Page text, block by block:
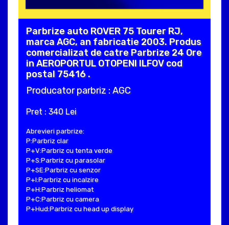
Parbrize auto ROVER 75 Tourer RJ,
marca AGC, an fabricatie 2003. Produs
comercializat de catre Parbrize 24 Ore
in AEROPORTUL OTOPENI ILFOV cod
postal 75416 .
Producator parbriz : AGC
Pret : 340 Lei
Abrevieri parbrize:
P:Parbriz clar
P+V:Parbriz cu tenta verde
P+S:Parbriz cu parasolar
P+SE:Parbriz cu senzor
P+I:Parbriz cu incalzire
P+H:Parbriz heliomat
P+C:Parbriz cu camera
P+Hud:Parbriz cu head up display